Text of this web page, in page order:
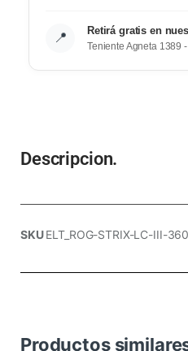
📍 Retirá gratis en
Teniente Agneta 1389
Descripcion.
SKUELT_ROG-STRIX-LC-III-360
Productos